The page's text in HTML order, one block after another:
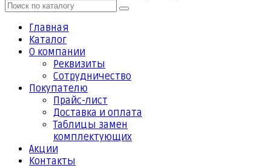
Главная
Каталог
О компании
Реквизиты
Cотрудничество
Покупателю
Прайс-лист
Доставка и оплата
Таблицы замен
комплектующих
Акции
Контакты